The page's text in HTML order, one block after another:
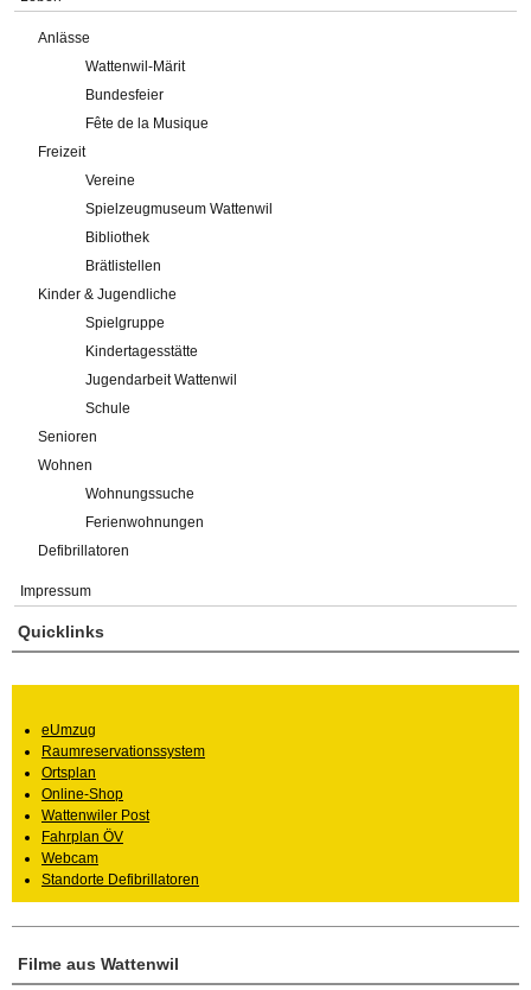
Anlässe
Wattenwil-Märit
Bundesfeier
Fête de la Musique
Freizeit
Vereine
Spielzeugmuseum Wattenwil
Bibliothek
Brätlistellen
Kinder & Jugendliche
Spielgruppe
Kindertagesstätte
Jugendarbeit Wattenwil
Schule
Senioren
Wohnen
Wohnungssuche
Ferienwohnungen
Defibrillatoren
Impressum
Filme aus Wattenwil
Quicklinks
eUmzug
Raumreservationssystem
Ortsplan
Online-Shop
Wattenwiler Post
Fahrplan ÖV
Webcam
Standorte Defibrillatoren